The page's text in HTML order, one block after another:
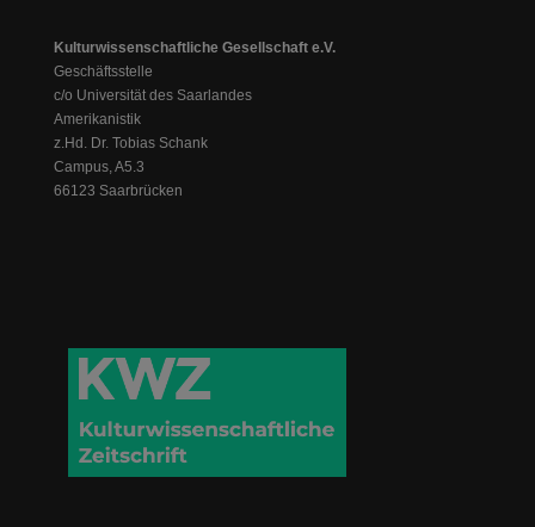
Kulturwissenschaftliche Gesellschaft e.V.
Geschäftsstelle
c/o Universität des Saarlandes
Amerikanistik
z.Hd. Dr. Tobias Schank
Campus, A5.3
66123 Saarbrücken